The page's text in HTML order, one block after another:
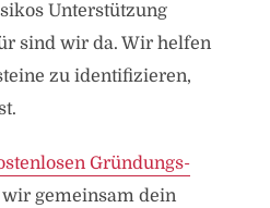
Unterstützung
sind wir da. Wir helfen
zu identifizieren,
Gründungs-
gemeinsam dein